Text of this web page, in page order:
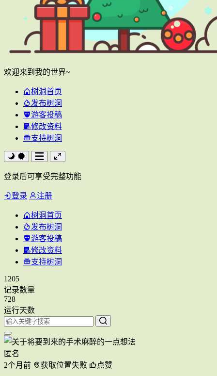
欢迎来到我的世界~
树洞首页
发布树洞
游客投稿
修改资料
支持树洞
登录后可享受完整功能
登录 注册
树洞首页
发布树洞
游客投稿
修改资料
支持树洞
1205
记录数量
728
运行天数
匿名
2个月前
获取位置失败 点赞